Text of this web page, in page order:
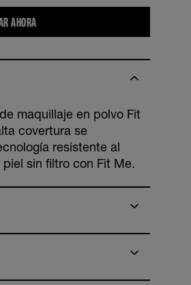
AHORA
maquillaje en polvo Fit
covertura se
resistente al
sin filtro con Fit Me.